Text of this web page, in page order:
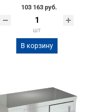
103 163 руб.
шт
В корзину